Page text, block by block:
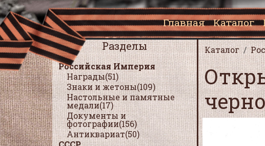
Главная Каталог
Разделы
Российская Империя
Награды(51)
Знаки и жетоны(109)
Настольные и памятные
медали(17)
Документы и
фотографии(156)
Антиквариат(50)
Каталог